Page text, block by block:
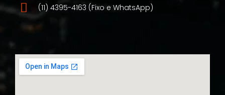
(11) 4395-4163 (Fixo e WhatsApp)